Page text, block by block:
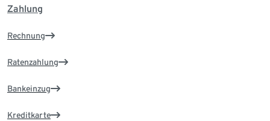
Zahlung
Rechnung
Ratenzahlung
Bankeinzug
Kreditkarte